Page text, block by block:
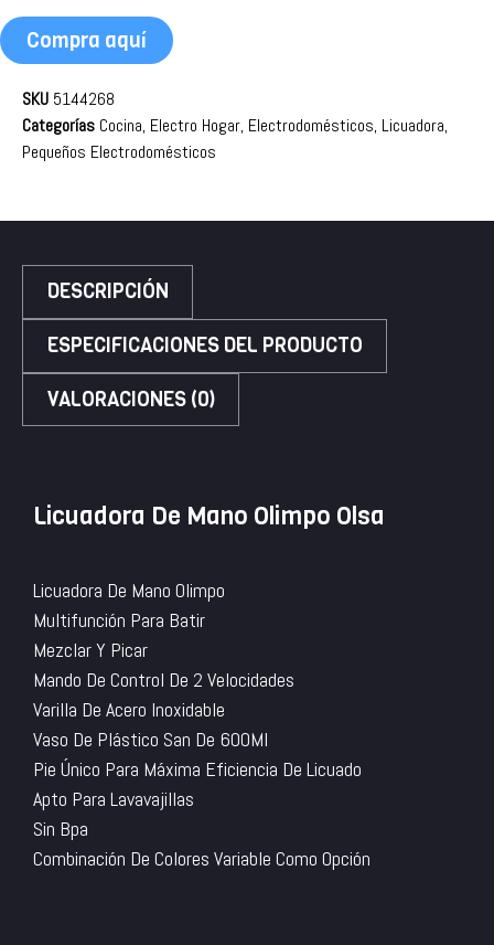
Compra aquí
SKU 5144268
Categorías Cocina, Electro Hogar, Electrodomésticos, Licuadora,
Pequeños Electrodomésticos
DESCRIPCIÓN
ESPECIFICACIONES DEL PRODUCTO
VALORACIONES (0)
Licuadora De Mano Olimpo Olsa
Licuadora De Mano Olimpo
Multifunción Para Batir
Mezclar Y Picar
Mando De Control De 2 Velocidades
Varilla De Acero Inoxidable
Vaso De Plástico San De 600Ml
Pie Único Para Máxima Eficiencia De Licuado
Apto Para Lavavajillas
Sin Bpa
Combinación De Colores Variable Como Opción